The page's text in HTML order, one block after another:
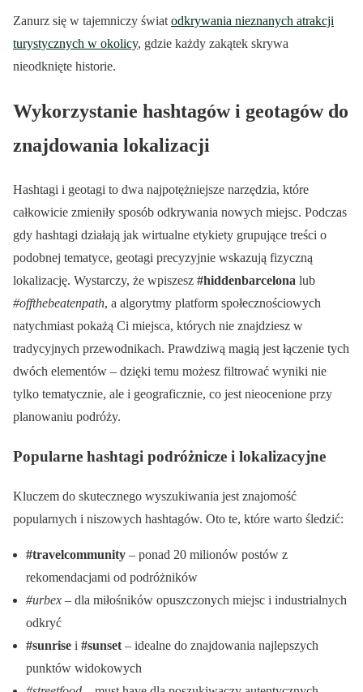
Zanurz się w tajemniczy świat odkrywania nieznanych atrakcji
turystycznych w okolicy, gdzie każdy zakątek skrywa
nieodknięte historie.
Wykorzystanie hashtagów i geotagów do
znajdowania lokalizacji
Hashtagi i geotagi to dwa najpotężniejsze narzędzia, które
całkowicie zmieniły sposób odkrywania nowych miejsc. Podczas
gdy hashtagi działają jak wirtualne etykiety grupujące treści o
podobnej tematyce, geotagi precyzyjnie wskazują fizyczną
lokalizację. Wystarczy, że wpiszesz #hiddenbarcelona lub
#offthebeatenpath, a algorytmy platform społecznościowych
natychmiast pokażą Ci miejsca, których nie znajdziesz w
tradycyjnych przewodnikach. Prawdziwą magią jest łączenie tych
dwóch elementów – dzięki temu możesz filtrować wyniki nie
tylko tematycznie, ale i geograficznie, co jest nieocenione przy
planowaniu podróży.
Popularne hashtagi podróżnicze i lokalizacyjne
Kluczem do skutecznego wyszukiwania jest znajomość
popularnych i niszowych hashtagów. Oto te, które warto śledzić:
#travelcommunity – ponad 20 milionów postów z
rekomendacjami od podróżników
#urbex – dla miłośników opuszczonych miejsc i industrialnych
odkryć
#sunrise i #sunset – idealne do znajdowania najlepszych
punktów widokowych